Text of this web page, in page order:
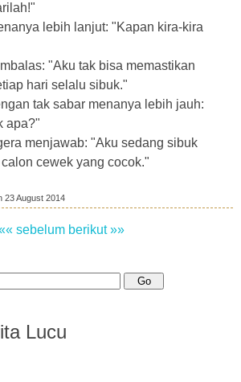
lebih lanjut: "Kapan kira-kira
"Aku tak bisa memastikan
hari selalu sibuk."
tak sabar menanya lebih jauh:
apa?"
menjawab: "Aku sedang sibuk
cewek yang cocok."
23 August 2014
sebelum berikut »»
Lucu